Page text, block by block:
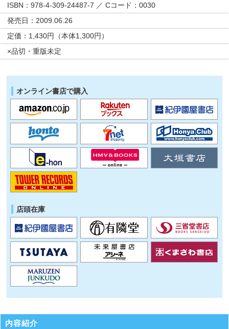
ISBN：978-4-309-24487-7 ／ Cコード：0030
発売日：2009.06.26
定価：1,430円（本体1,300円）
×品切・重版未定
オンライン書店で購入
店頭在庫
内容紹介